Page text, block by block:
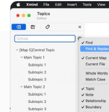
Productos
Aplicación